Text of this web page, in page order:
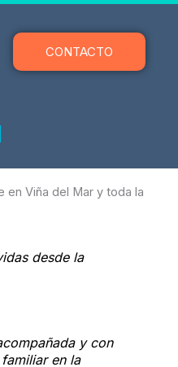
CONTACTO
en Viña del Mar y toda la
desde la
y con
en la